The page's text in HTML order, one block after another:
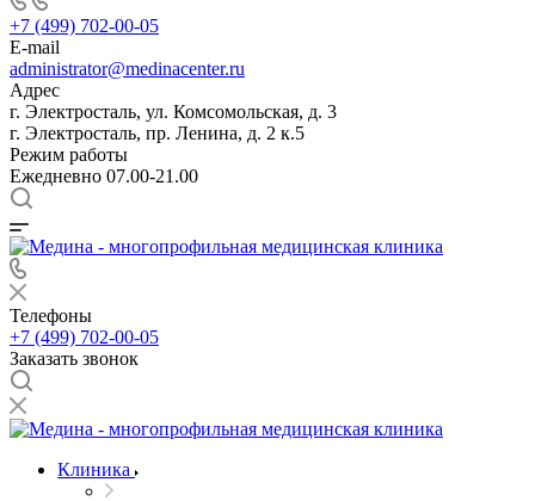
+7 (499) 702-00-05
E-mail
administrator@medinacenter.ru
Адрес
г. Электросталь, ул. Комсомольская, д. 3
г. Электросталь, пр. Ленина, д. 2 к.5
Режим работы
Ежедневно 07.00-21.00
Телефоны
+7 (499) 702-00-05
Заказать звонок
Клиника